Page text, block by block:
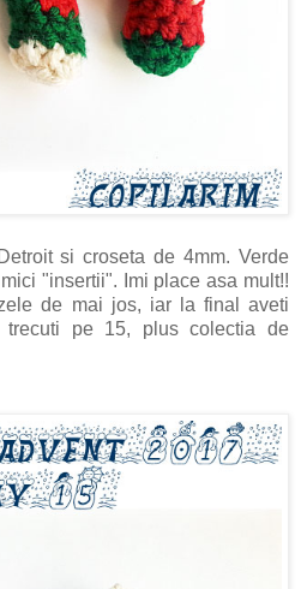
si croseta de 4mm. Verde
"insertii". Imi place asa mult!!
de mai jos, iar la final aveti
pe 15, plus colectia de